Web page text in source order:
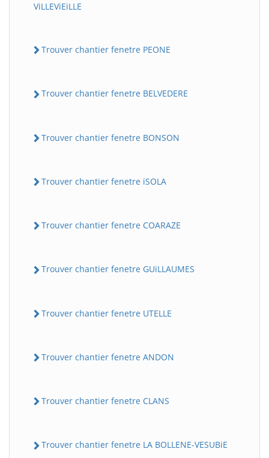
ViLLEViEiLLE
Trouver chantier fenetre PEONE
Trouver chantier fenetre BELVEDERE
Trouver chantier fenetre BONSON
Trouver chantier fenetre iSOLA
Trouver chantier fenetre COARAZE
Trouver chantier fenetre GUiLLAUMES
Trouver chantier fenetre UTELLE
Trouver chantier fenetre ANDON
Trouver chantier fenetre CLANS
Trouver chantier fenetre LA BOLLENE-VESUBiE